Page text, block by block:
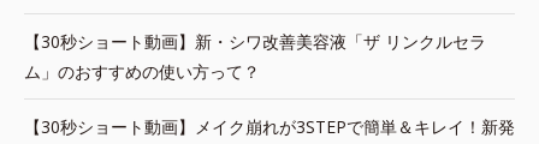
【30秒ショート動画】新・シワ改善美容液「ザ リンクルセラ
ム」のおすすめの使い方って？
【30秒ショート動画】メイク崩れが3STEPで簡単＆キレイ！新発